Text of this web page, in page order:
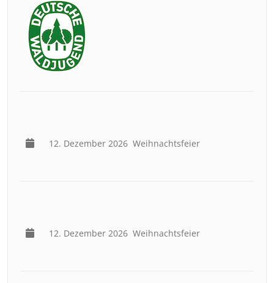
12. Dezember 2026 Weihnachtsfeier
12. Dezember 2026 Weihnachtsfeier